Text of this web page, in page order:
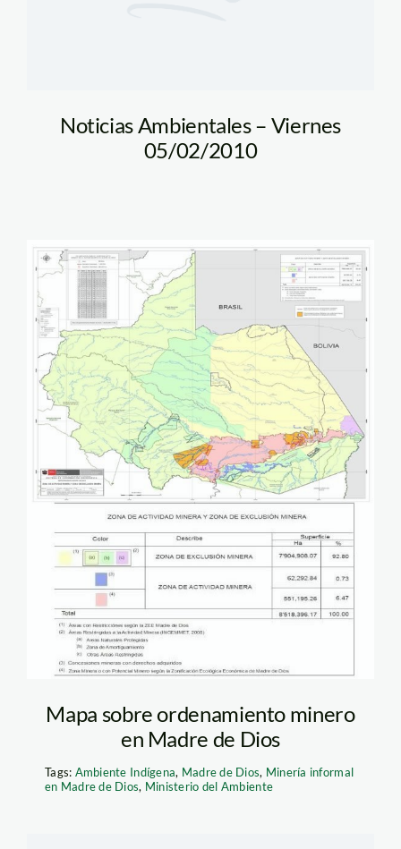
Noticias Ambientales – Viernes
05/02/2010
Mapa sobre ordenamiento minero
en Madre de Dios
Tags: Ambiente Indígena, Madre de Dios, Minería informal
en Madre de Dios, Ministerio del Ambiente